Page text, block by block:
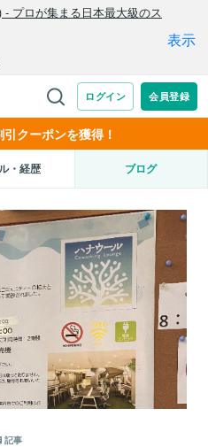
クーポンを獲得！
・経歴 ブログ
記事